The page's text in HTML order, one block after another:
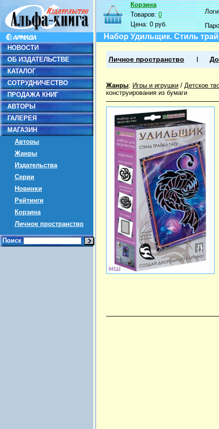
НОВОСТИ
ОБ ИЗДАТЕЛЬСТВЕ
КАТАЛОГ
СОТРУДНИЧЕСТВО
ПРОДАЖА КНИГ
АВТОРЫ
ГАЛЕРЕЯ
МАГАЗИН
Авторы
Жанры
Издательства
Серии
Новинки
Рейтинги
Корзина
Личное пространство
Поиск
Корзина
Товаров:0
Цена:0 руб.
Набор Удильщик. Стиль
Личное пространство
Жанры: Игры и игрушки / Детское
конструирования из бумаги